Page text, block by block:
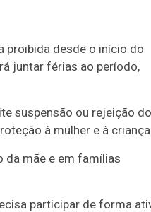
proibida desde o início do
juntar férias ao período,
suspensão ou rejeição do
à mulher e à
da mãe e em famílias
participar de forma